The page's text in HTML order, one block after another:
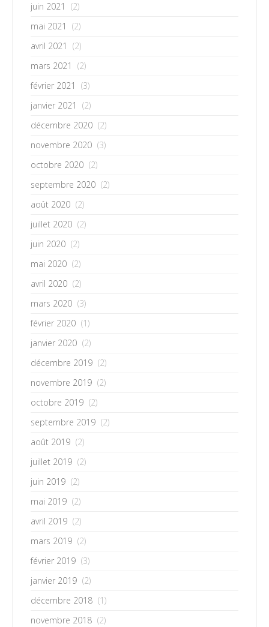
juin 2021
(2)
mai 2021
(2)
avril 2021
(2)
mars 2021
(2)
février 2021
(3)
janvier 2021
(2)
décembre 2020 (2)
novembre 2020 (3)
octobre 2020 (2)
septembre 2020 (2)
août 2020 (2)
juillet 2020 (2)
juin 2020 (2)
mai 2020 (2)
avril 2020 (2)
mars 2020 (3)
février 2020 (1)
janvier 2020 (2)
décembre 2019 (2)
novembre 2019 (2)
octobre 2019 (2)
septembre 2019 (2)
août 2019 (2)
juillet 2019 (2)
juin 2019 (2)
mai 2019 (2)
avril 2019 (2)
mars 2019 (2)
février 2019 (3)
janvier 2019 (2)
décembre 2018 (1)
novembre 2018 (2)